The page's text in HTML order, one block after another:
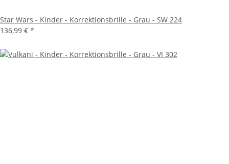
Star Wars - Kinder - Korrektionsbrille - Grau - SW 224
136,99 € *